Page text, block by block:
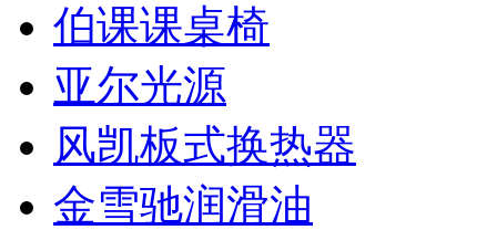
伯课课桌椅
亚尔光源
风凯板式换热器
金雪驰润滑油